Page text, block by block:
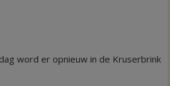
word er opnieuw in de Kruserbrink